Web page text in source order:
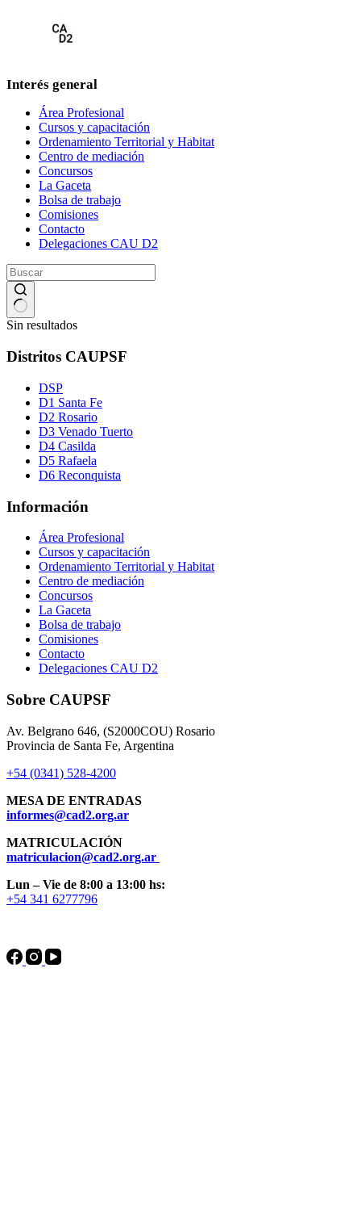
Interés general
Área Profesional
Cursos y capacitación
Ordenamiento Territorial y Habitat
Centro de mediación
Concursos
La Gaceta
Bolsa de trabajo
Comisiones
Contacto
Delegaciones CAU D2
Sin resultados
Distritos CAUPSF
DSP
D1 Santa Fe
D2 Rosario
D3 Venado Tuerto
D4 Casilda
D5 Rafaela
D6 Reconquista
Información
Área Profesional
Cursos y capacitación
Ordenamiento Territorial y Habitat
Centro de mediación
Concursos
La Gaceta
Bolsa de trabajo
Comisiones
Contacto
Delegaciones CAU D2
Sobre CAUPSF
Av. Belgrano 646, (S2000COU) Rosario
Provincia de Santa Fe, Argentina
+54 (0341) 528-4200
MESA DE ENTRADAS
informes@cad2.org.ar
MATRICULACIÓN
matriculacion@cad2.org.ar
Lun – Vie de 8:00 a 13:00 hs:
+54 341 6277796